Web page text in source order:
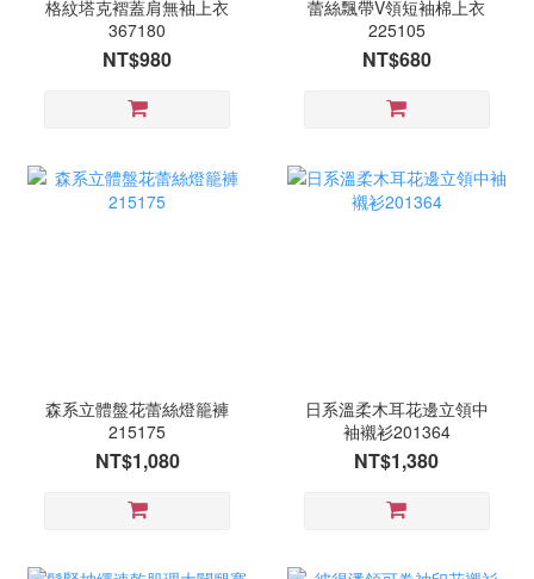
格紋塔克褶蓋肩無袖上衣
367180
NT$980
蕾絲飄帶V領短袖棉上衣
225105
NT$680
森系立體盤花蕾絲燈籠褲
215175
NT$1,080
日系溫柔木耳花邊立領中
袖襯衫201364
NT$1,380